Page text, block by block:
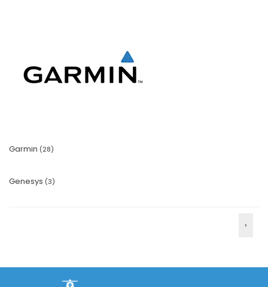
Garmin (28)
Genesys (3)
›